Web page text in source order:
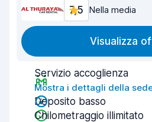
7,5 Nella media
Visualizza
Servizio accoglienza
Mostra i dettagli della
Deposito basso
Chilometraggio illimitato